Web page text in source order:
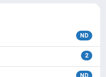
ND
2
ND